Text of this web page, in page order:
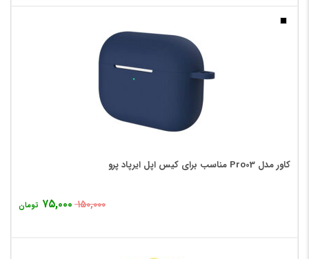
کاور مدل Pro03 مناسب برای کیس اپل ایرپاد پرو
۱۵۰,۰۰۰ ۷۵,۰۰۰ تومان